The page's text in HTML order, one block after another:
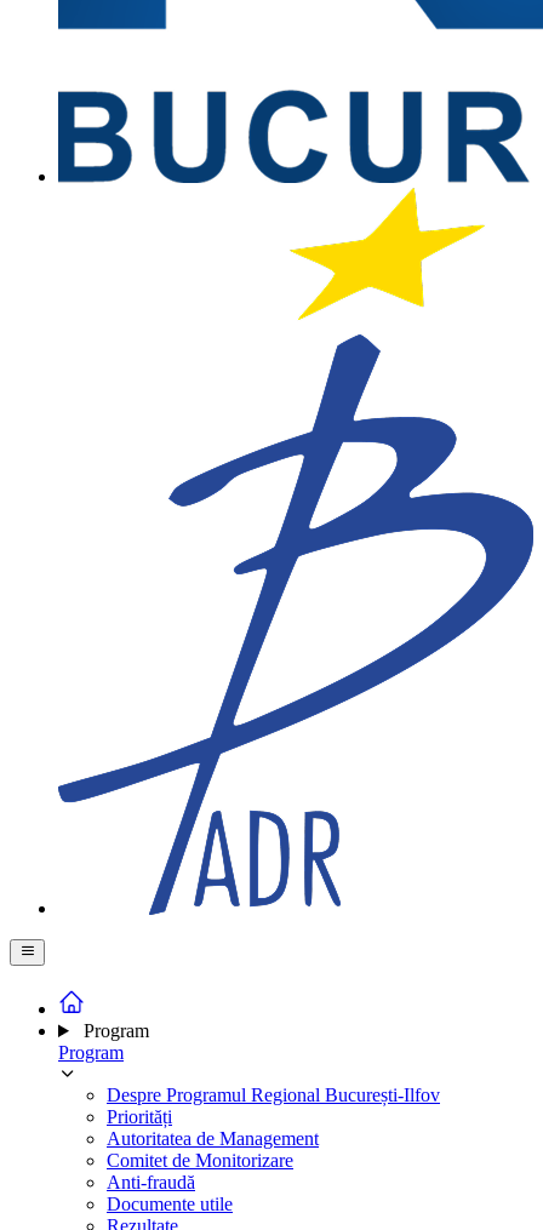
Program
Program
Despre Programul Regional București-Ilfov
Priorități
Autoritatea de Management
Comitet de Monitorizare
Anti-fraudă
Documente utile
Rezultate